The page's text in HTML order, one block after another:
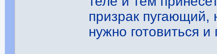
призрак пугающий,
нужно готовиться